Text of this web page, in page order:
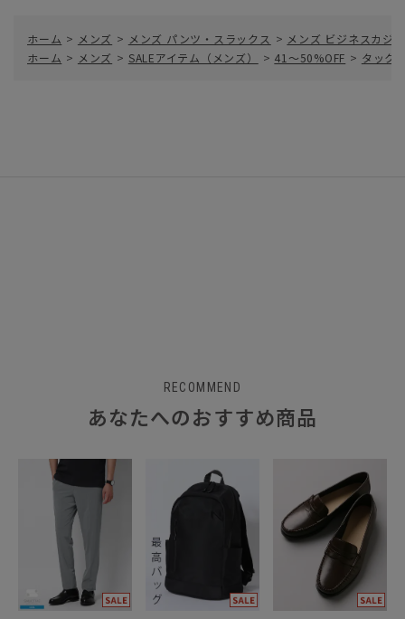
ホーム > メンズ > メンズ パンツ・スラックス > メンズ ビジネスカジ
ホーム > メンズ > SALEアイテム（メンズ） > 41～50%OFF > タック
RECOMMEND
あなたへのおすすめ商品